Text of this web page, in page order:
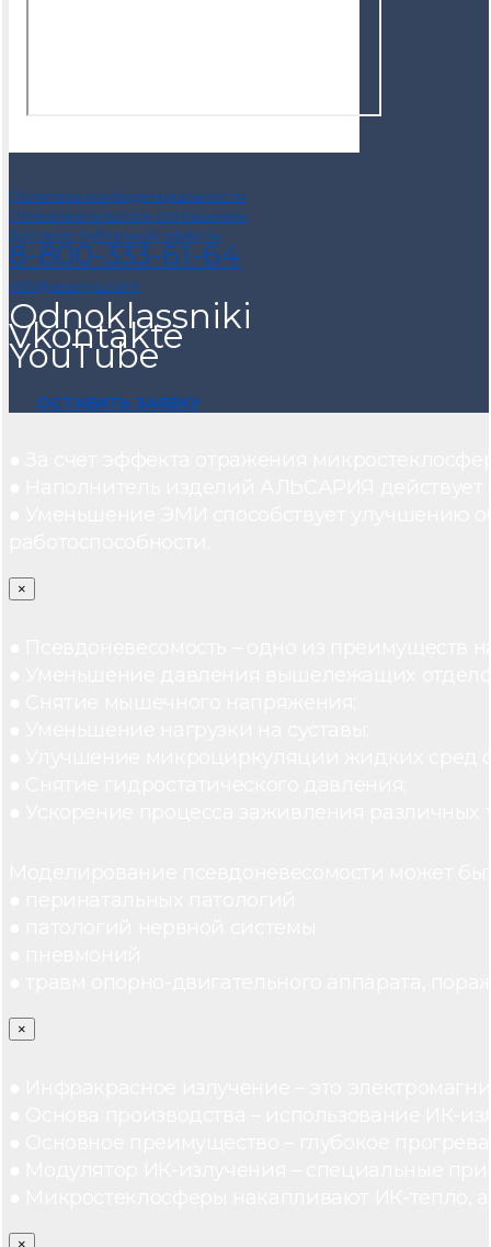
Политика конфиденциальности
Пользовательское соглашение
Договор публичной оферты
8-800-333-61-64
info@alsariya.com
Odnoklassniki
Vkontakte
YouTube
ОСТАВИТЬ ЗАЯВКУ
×
×